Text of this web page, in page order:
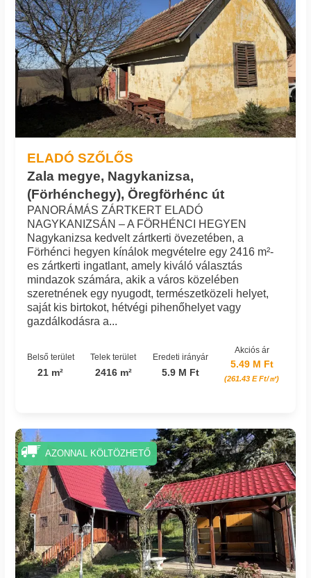
ELADÓ SZŐLŐS
Zala megye, Nagykanizsa,
(Förhénchegy), Öregförhénc út
PANORÁMÁS ZÁRTKERT ELADÓ
NAGYKANIZSÁN – A FÖRHÉNCI HEGYEN
Nagykanizsa kedvelt zártkerti övezetében, a
Förhénci hegyen kínálok megvételre egy 2416 m²-
es zártkerti ingatlant, amely kiváló választás
mindazok számára, akik a város közelében
szeretnének egy nyugodt, természetközeli helyet,
saját kis birtokot, hétvégi pihenőhelyet vagy
gazdálkodásra a...
Belső terület
21 m²
Telek terület
2416 m²
Eredeti irányár
5.9 M Ft
Akciós ár
5.49 M Ft
(261.43 E Ft/㎡)
Azonosító: 3719_csaszi
AZONNAL KÖLTÖZHETŐ